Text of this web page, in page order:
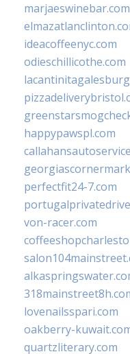
marjaeswinebar.com
ideacoffeenyc.com
odieschillicothe.com
happypawspl.com
perfectfit24-7.com
von-racer.com
lovenailsspari.com
oakberry-
quartzliterary.com